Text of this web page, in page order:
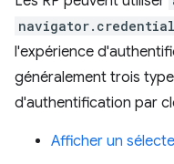
l'expérience
généralement trois
d'authentification par
Afficher un